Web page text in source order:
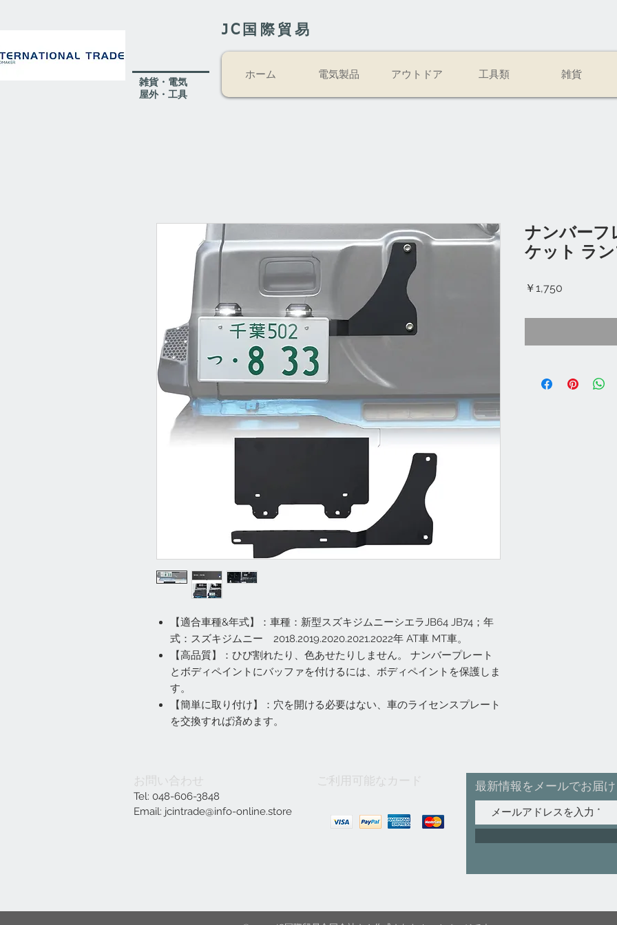
JC国際貿易
​雑貨・電気
​屋外・工具
ホーム 電気製品 アウトドア 工具類 雑貨
【適合車種&年式】：車種：新型スズキジムニーシエラJB64 JB74；年
式：スズキジムニー 2018.2019.2020.2021.2022年 AT車 MT車。
【高品質】：ひび割れたり、色あせたりしません。 ナンバープレート
とボディペイントにバッファを付けるには、ボディペイントを保護しま
す。
【簡単に取り付け】：穴を開ける必要はない、車のライセンスプレート
を交換すれば済めます。
ナンバーフ
ケット ラ
￥1,750
お問い合わせ
Tel: 048-606-3848
Email: jcintrade@info-online.store
ご利用可能なカード 最新情報をメールでお届